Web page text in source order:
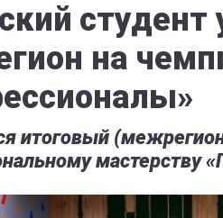
на
итоговый
мастерству